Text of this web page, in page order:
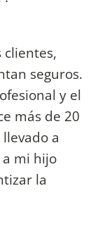
seguros.
y el
más de 20
a
mi hijo
la